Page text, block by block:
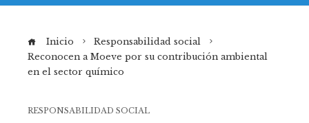
Inicio
Responsabilidad social
Reconocen a Moeve por su contribución ambiental
en el sector químico
RESPONSABILIDAD SOCIAL